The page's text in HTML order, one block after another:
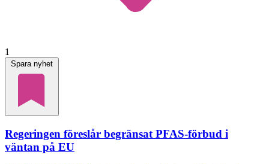
1
Spara nyhet
Regeringen föreslår begränsat PFAS-förbud i
väntan på EU